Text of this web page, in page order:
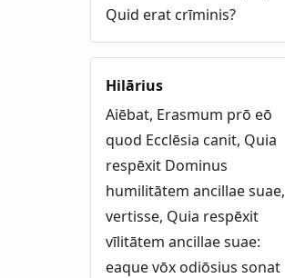
Quid erat crīminis?
Hilārius
Aiēbat, Erasmum prō eō
quod Ecclēsia canit, Quia
respēxit Dominus
humilitātem ancillae suae,
vertisse, Quia respēxit
vīlitātem ancillae suae:
eaque vōx odiōsius sonat